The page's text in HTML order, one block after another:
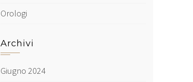
Orologi
Archivi
Giugno 2024